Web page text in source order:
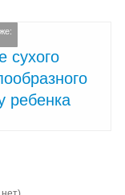
сухого
ребенка